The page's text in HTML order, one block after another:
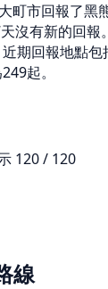
町市回報了黑
沒有新的回報
期回報地點
起。
120 / 120
線